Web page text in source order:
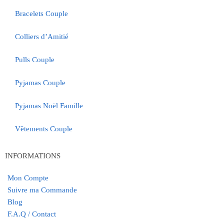
Bracelets Couple
Colliers d’Amitié
Pulls Couple
Pyjamas Couple
Pyjamas Noël Famille
Vêtements Couple
INFORMATIONS
Mon Compte
Suivre ma Commande
Blog
F.A.Q / Contact